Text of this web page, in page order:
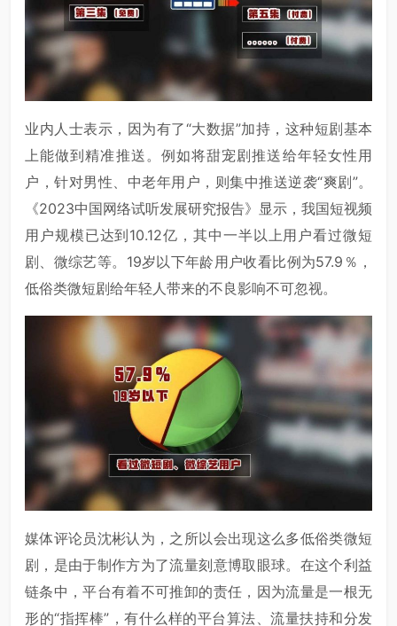
业内人士表示，因为有了“大数据”加持，这种短剧基本
上能做到精准推送。例如将甜宠剧推送给年轻女性用
户，针对男性、中老年用户，则集中推送逆袭“爽剧”。
《2023中国网络试听发展研究报告》显示，我国短视频
用户规模已达到10.12亿，其中一半以上用户看过微短
剧、微综艺等。19岁以下年龄用户收看比例为57.9％，
低俗类微短剧给年轻人带来的不良影响不可忽视。
媒体评论员沈彬认为，之所以会出现这么多低俗类微短
剧，是由于制作方为了流量刻意博取眼球。在这个利益
链条中，平台有着不可推卸的责任，因为流量是一根无
形的“指挥棒”，有什么样的平台算法、流量扶持和分发